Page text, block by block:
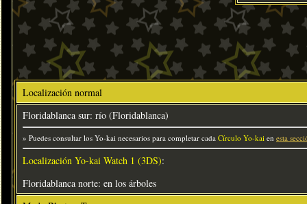
Localización normal
Floridablanca sur: río (Floridablanca)
» Puedes consultar los Yo-kai necesarios para completar cada Círculo Yo-kai en esta
Localización Yo-kai Watch 1 (3DS):
Floridablanca norte: en los árboles